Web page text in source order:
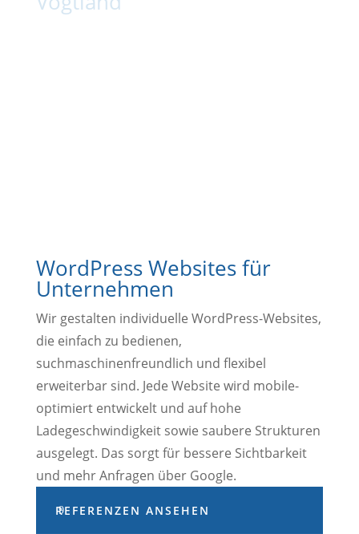
WordPress Websites für
Unternehmen
Wir gestalten individuelle WordPress-Websites,
die einfach zu bedienen,
suchmaschinenfreundlich und flexibel
erweiterbar sind. Jede Website wird mobile-
optimiert entwickelt und auf hohe
Ladegeschwindigkeit sowie saubere Strukturen
ausgelegt. Das sorgt für bessere Sichtbarkeit
und mehr Anfragen über Google.
REFERENZEN ANSEHEN